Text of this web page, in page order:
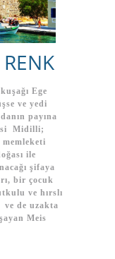
Ege
ve yedi
payına
Midilli;
ile
şifaya
bir çocuk
ve hırslı
ve de uzakta
Meis